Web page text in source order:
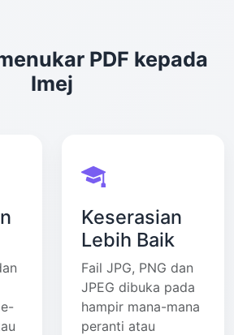
PDF kepada
Imej
Keserasian
Lebih Baik
Fail JPG, PNG dan
JPEG dibuka pada
hampir mana-mana
peranti atau